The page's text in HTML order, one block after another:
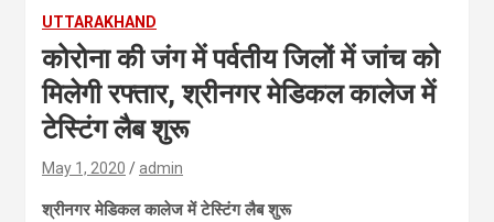
UTTARAKHAND
कोरोना की जंग में पर्वतीय जिलों में जांच को
मिलेगी रफ्तार, श्रीनगर मेडिकल कालेज में
टेस्टिंग लैब शुरू
May 1, 2020 admin
श्रीनगर मेडिकल कालेज में टेस्टिंग लैब शुरू